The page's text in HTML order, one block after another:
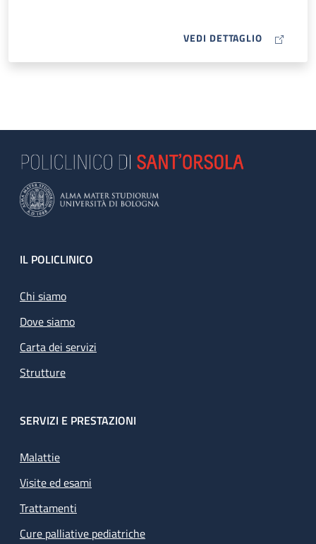
VEDI DETTAGLIO MAP ICON
Footer
IL POLICLINICO
Chi siamo
Dove siamo
Carta dei servizi
Strutture
SERVIZI E PRESTAZIONI
Malattie
Visite ed esami
Trattamenti
Cure palliative pediatriche